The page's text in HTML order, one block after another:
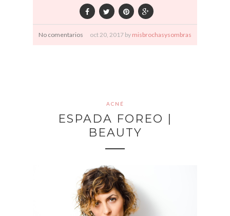
No comentarios oct20, 2017 by misbrochasysombras
ACNÉ
ESPADA FOREO |
BEAUTY